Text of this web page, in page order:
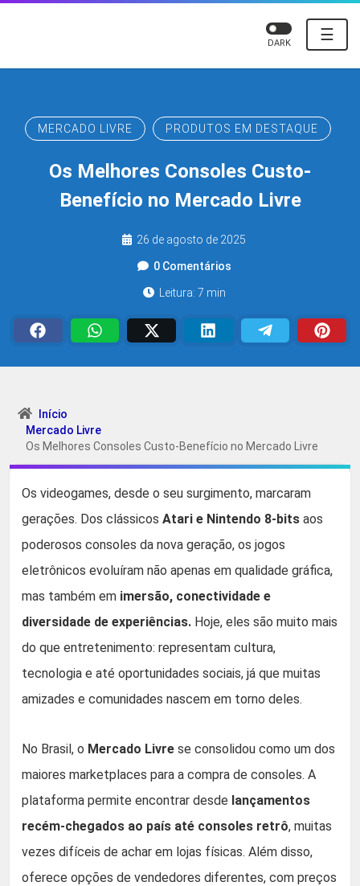
☰
DARK
MERCADO LIVRE PRODUTOS EM DESTAQUE
Os Melhores Consoles Custo-
Benefício no Mercado Livre
26 de agosto de 2025
0 Comentários
Leitura: 7 min
Início
Mercado Livre
Os Melhores Consoles Custo-Benefício no Mercado Livre
Os videogames, desde o seu surgimento, marcaram
gerações. Dos clássicos Atari e Nintendo 8-bits aos
poderosos consoles da nova geração, os jogos
eletrônicos evoluíram não apenas em qualidade gráfica,
mas também em imersão, conectividade e
diversidade de experiências. Hoje, eles são muito mais
do que entretenimento: representam cultura,
tecnologia e até oportunidades sociais, já que muitas
amizades e comunidades nascem em torno deles.
No Brasil, o Mercado Livre se consolidou como um dos
maiores marketplaces para a compra de consoles. A
plataforma permite encontrar desde lançamentos
recém-chegados ao país até consoles retrô, muitas
vezes difíceis de achar em lojas físicas. Além disso,
oferece opções de vendedores diferentes, com preços